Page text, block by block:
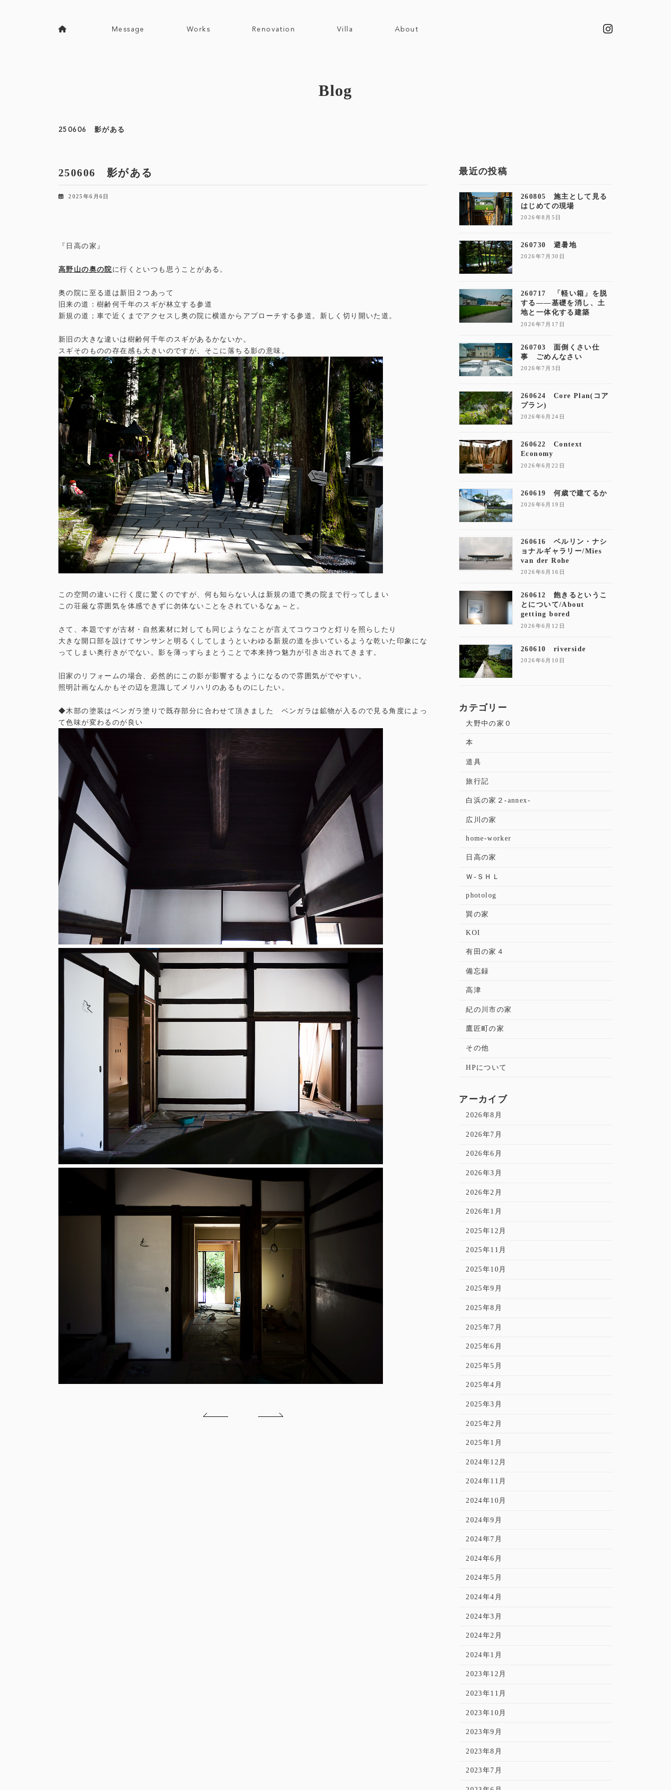
Message Works Renovation Villa About
Blog
250606 影がある
250606 影がある
2025年6月6日
『日高の家』
高野山の奥の院 に行くといつも思うことがある。
奥の院に至る道は新旧２つあって
旧来の道：樹齢何千年のスギが林立する参道
新規の道；車で近くまでアクセスし奥の院に横道からアプローチする参道。新しく切り開いた道。
新旧の大きな違いは樹齢何千年のスギがあるかないか。
スギそのものの存在感も大きいのですが、そこに落ちる影の意味。
この空間の違いに行く度に驚くのですが、何も知らない人は新規の道で奥の院まで行ってしまい
この荘厳な雰囲気を体感できずに勿体ないことをされているなぁ～と。
さて、本題ですが古材・自然素材に対しても同じようなことが言えてコウコウと灯りを照らしたり
大きな開口部を設けてサンサンと明るくしてしまうといわゆる新規の道を歩いているような乾いた印象にな
ってしまい奥行きがでない。影を薄っすらまとうことで本来持つ魅力が引き出されてきます。
旧家のリフォームの場合、必然的にこの影が影響するようになるので雰囲気がでやすい。
照明計画なんかもその辺を意識してメリハリのあるものにしたい。
◆木部の塗装はベンガラ塗りで既存部分に合わせて頂きました ベンガラは鉱物が入るので見る角度によっ
て色味が変わるのが良い
最近の投稿
260805 施主として見る
はじめての現場
2026年8月5日
260730 避暑地
2026年7月30日
260717 「軽い箱」を脱
する——基礎を消し、土
地と一体化する建築
2026年7月17日
260703 面倒くさい仕
事 ごめんなさい
2026年7月3日
260624 Core Plan(コア
プラン)
2026年6月24日
260622 Context
Economy
2026年6月22日
260619 何歳で建てるか
2026年6月19日
260616 ベルリン・ナシ
ョナルギャラリー/Mies
van der Rohe
2026年6月16日
260612 飽きるというこ
とについて/About
getting bored
2026年6月12日
260610 riverside
2026年6月10日
カテゴリー
大野中の家０
本
道具
旅行記
白浜の家２-annex-
広川の家
home-worker
日高の家
Ｗ-ＳＨＬ
photolog
巽の家
KOI
有田の家４
備忘録
高津
紀の川市の家
鷹匠町の家
その他
HPについて
アーカイブ
2026年8月
2026年7月
2026年6月
2026年3月
2026年2月
2026年1月
2025年12月
2025年11月
2025年10月
2025年9月
2025年8月
2025年7月
2025年6月
2025年5月
2025年4月
2025年3月
2025年2月
2025年1月
2024年12月
2024年11月
2024年10月
2024年9月
2024年7月
2024年6月
2024年5月
2024年4月
2024年3月
2024年2月
2024年1月
2023年12月
2023年11月
2023年10月
2023年9月
2023年8月
2023年7月